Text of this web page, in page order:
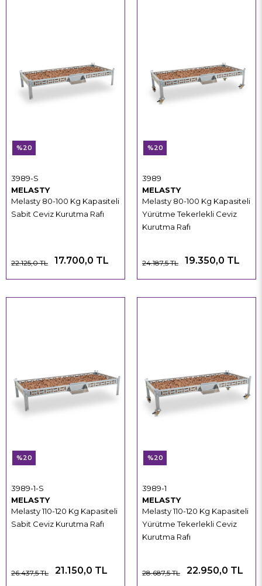
MELASTY
Melasty 80-100 Kg Kapasiteli
Sabit Ceviz Kurutma Rafı
3989-S
17.700,0 TL
22.125,0 TL
%20
MELASTY
Melasty 80-100 Kg Kapasiteli
Yürütme Tekerlekli Ceviz
Kurutma Rafı
3989
19.350,0 TL
24.187,5 TL
%20
MELASTY
Melasty 110-120 Kg Kapasiteli
Sabit Ceviz Kurutma Rafı
3989-1-S
21.150,0 TL
26.437,5 TL
%20
MELASTY
Melasty 110-120 Kg Kapasiteli
Yürütme Tekerlekli Ceviz
Kurutma Rafı
3989-1
22.950,0 TL
28.687,5 TL
%20